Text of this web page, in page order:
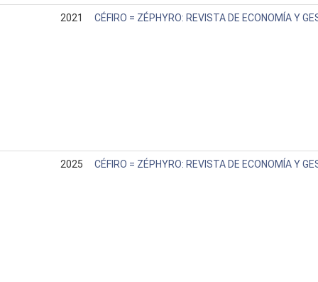
2021 CÉFIRO = ZÉPHYRO: REVISTA DE ECONOMÍA Y
2025 CÉFIRO = ZÉPHYRO: REVISTA DE ECONOMÍA Y